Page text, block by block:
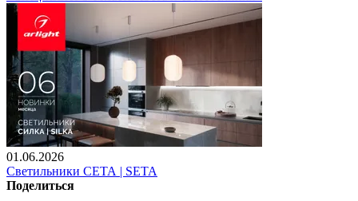
01.06.2026
Светильники СЕТА | SETA
Поделиться